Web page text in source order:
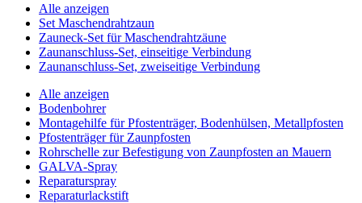
Alle anzeigen
Set Maschendrahtzaun
Zauneck-Set für Maschendrahtzäune
Zaunanschluss-Set, einseitige Verbindung
Zaunanschluss-Set, zweiseitige Verbindung
Alle anzeigen
Bodenbohrer
Montagehilfe für Pfostenträger, Bodenhülsen, Metallpfosten
Pfostenträger für Zaunpfosten
Rohrschelle zur Befestigung von Zaunpfosten an Mauern
GALVA-Spray
Reparaturspray
Reparaturlackstift